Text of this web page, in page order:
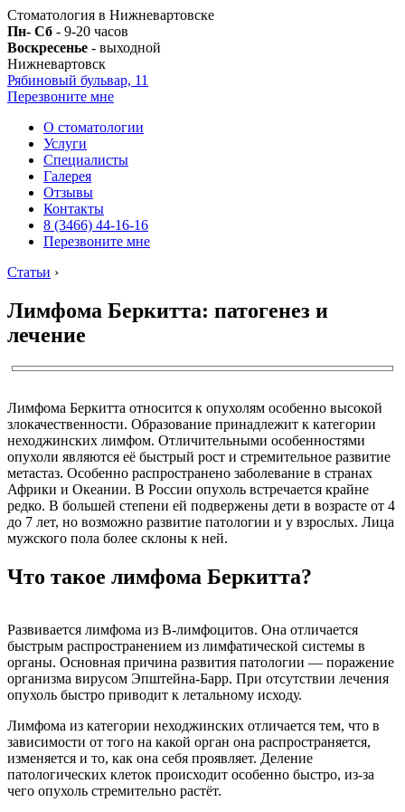
Стоматология в Нижневартовске
Пн- Сб - 9-20 часов
Воскресенье - выходной
Нижневартовск
Рябиновый бульвар, 11
Перезвоните мне
О стоматологии
Услуги
Специалисты
Галерея
Отзывы
Контакты
8 (3466) 44-16-16
Перезвоните мне
Статьи ›
Лимфома Беркитта: патогенез и
лечение
Лимфома Беркитта относится к опухолям особенно высокой
злокачественности. Образование принадлежит к категории
неходжинских лимфом. Отличительными особенностями
опухоли являются её быстрый рост и стремительное развитие
метастаз. Особенно распространено заболевание в странах
Африки и Океании. В России опухоль встречается крайне
редко. В большей степени ей подвержены дети в возрасте от 4
до 7 лет, но возможно развитие патологии и у взрослых. Лица
мужского пола более склоны к ней.
Что такое лимфома Беркитта?
Развивается лимфома из В-лимфоцитов. Она отличается
быстрым распространением из лимфатической системы в
органы. Основная причина развития патологии — поражение
организма вирусом Эпштейна-Барр. При отсутствии лечения
опухоль быстро приводит к летальному исходу.
Лимфома из категории неходжинских отличается тем, что в
зависимости от того на какой орган она распространяется,
изменяется и то, как она себя проявляет. Деление
патологических клеток происходит особенно быстро, из-за
чего опухоль стремительно растёт.